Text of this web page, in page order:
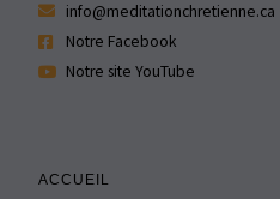
info@meditationchretienne.ca
Notre Facebook
Notre site YouTube
ACCUEIL